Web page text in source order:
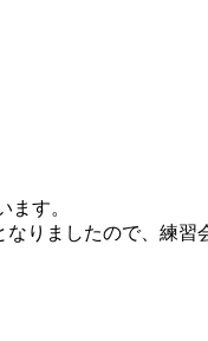
す。
りましたので、練習